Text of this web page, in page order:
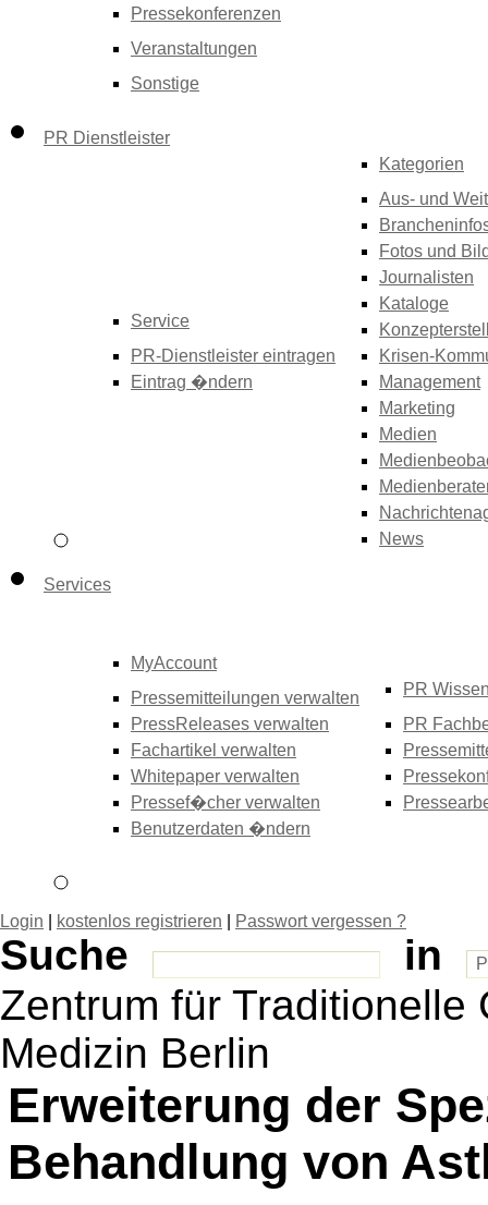
Pressekonferenzen
Veranstaltungen
Sonstige
PR Dienstleister
Service
PR-Dienstleister eintragen
Eintrag �ndern
Kategorien
Aus- und
Fotos und
Journalisten
Kataloge
Krisen-
Management
Marketing
Medien
News
Services
MyAccount
Pressemitteilungen verwalten
PressReleases verwalten
Fachartikel verwalten
Whitepaper verwalten
Pressef�cher verwalten
Benutzerdaten �ndern
PR
PR
Login kostenlos registrieren Passwort vergessen ?
Suche
in
Zentrum für
Medizin Berlin
Erweiterung der
Behandlung von